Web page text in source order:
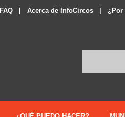
FAQ Acerca de InfoCircos ¿Por